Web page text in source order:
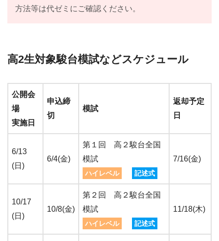
方法等は代ゼミにご確認ください。
高2生対象駿台模試などスケジュール
公開会
場
実施日
申込締
切
模試
返却予定
日
6/13
(日)
6/4(金)
第１回 高２駿台全国
模試
ハイレベル 記述式
7/16(金)
10/17
(日)
10/8(金)
第２回 高２駿台全国
模試
ハイレベル 記述式
11/18(木)